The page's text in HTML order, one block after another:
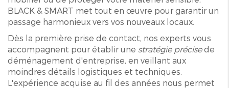
BLACK & SMART met tout en œuvre pour garantir un
passage harmonieux vers vos nouveaux locaux.
Dès la première prise de contact, nos experts vous
accompagnent pour établir une stratégie précisede
déménagement d'entreprise, en veillant aux
moindres détails logistiques et techniques.
L'expérience acquise au fil des années nous permet